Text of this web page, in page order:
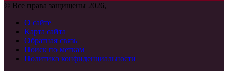
© Все права защищены 2026, |
О сайте
Карта сайта
Обратная связь
Поиск по меткам
Политика конфиденциальности